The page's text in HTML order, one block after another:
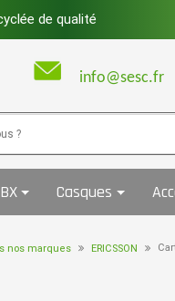
de qualité
95 info@sesc.fr
Casques
nos marques ERICSSON